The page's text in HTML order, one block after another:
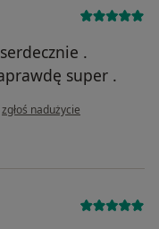
.
super .
w opinii użytkownika AP
zgłoś nadużycie